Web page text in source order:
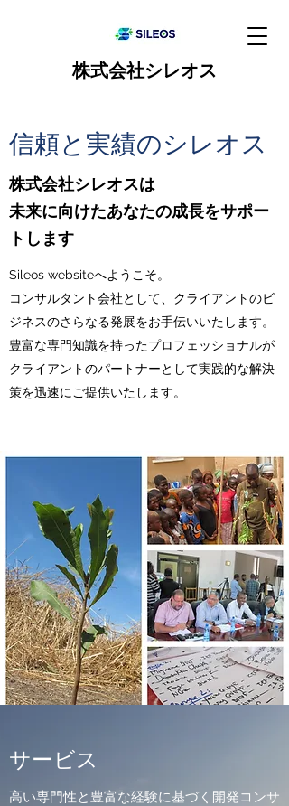
株式会社シレオス
​信頼と実績のシレオス
株式会社シレオスは
未来に向けたあなたの成長をサポー
トします
Sileos websiteへようこそ。
コンサルタント会社として、クライアントのビ
ジネスのさらなる発展をお手伝いいたします。
豊富な専門知識を持ったプロフェッショナルが
クライアントのパートナーとして実践的な解決
策を迅速にご提供いたします。
サービス
高い専門性と豊富な経験に基づく開発コンサ